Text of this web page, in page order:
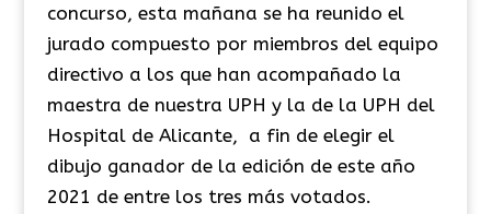
concurso, esta mañana se ha reunido el
jurado compuesto por miembros del equipo
directivo a los que han acompañado la
maestra de nuestra UPH y la de la UPH del
Hospital de Alicante, a fin de elegir el
dibujo ganador de la edición de este año
2021 de entre los tres más votados.